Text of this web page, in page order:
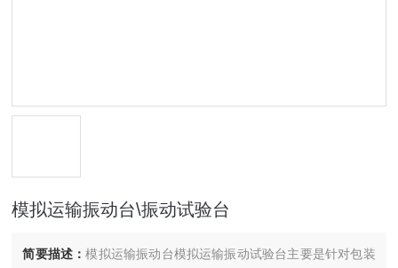
模拟运输振动台\振动试验台
简要描述：模拟运输振动台模拟运输振动试验台主要是针对包装